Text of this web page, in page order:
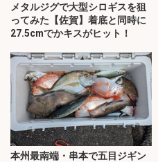
メタルジグで大型シロギスを狙
ってみた【佐賀】着底と同時に
27.5cmでかキスがヒット！
本州最南端・串本で五目ジギン